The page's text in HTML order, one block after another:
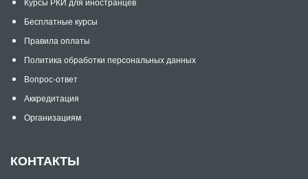
Бесплатные курсы
Правила оплаты
Политика обработки персональных данных
Вопрос-ответ
Аккредитация
Организациям
КОНТАКТЫ